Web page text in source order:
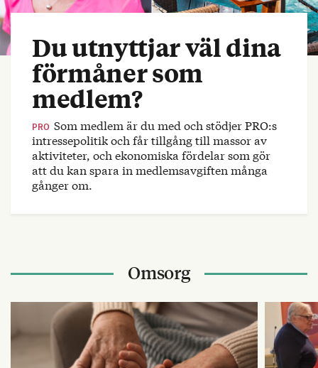
Du utnyttjar väl dina
förmåner som
medlem?
PRO Som medlem är du med och stödjer PRO:s
intressepolitik och får tillgång till massor av
aktiviteter, och ekonomiska fördelar som gör
att du kan spara in medlemsavgiften många
gånger om.
Omsorg